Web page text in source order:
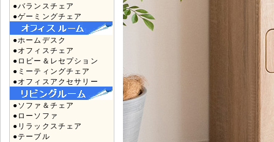
●バランスチェア
●ゲーミングチェア
●ホームデスク
●オフィスチェア
●ロビー＆レセプション
●ミーティングチェア
●オフィスアクセサリー
●ソファ＆チェア
●ローソファ
●リラックスチェア
●テーブル